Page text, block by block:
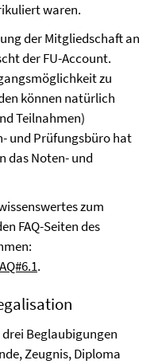
waren.
der Mitgliedschaft an
der FU-Account.
zu
können natürlich
Teilnahmen)
und Prüfungsbüro hat
das Noten- und
zum
FAQ-Seiten des
.
Beglaubigungen
Zeugnis, Diploma